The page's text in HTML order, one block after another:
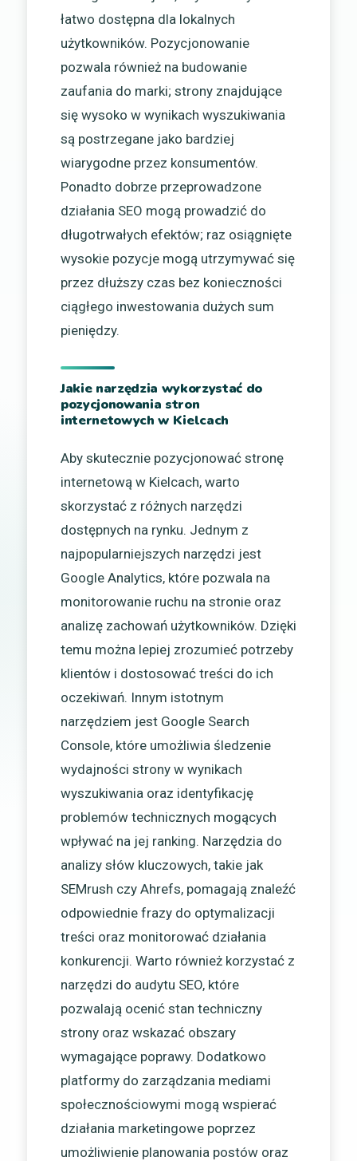
łatwo dostępna dla lokalnych
użytkowników. Pozycjonowanie
pozwala również na budowanie
zaufania do marki; strony znajdujące
się wysoko w wynikach wyszukiwania
są postrzegane jako bardziej
wiarygodne przez konsumentów.
Ponadto dobrze przeprowadzone
działania SEO mogą prowadzić do
długotrwałych efektów; raz osiągnięte
wysokie pozycje mogą utrzymywać się
przez dłuższy czas bez konieczności
ciągłego inwestowania dużych sum
pieniędzy.
Jakie narzędzia wykorzystać do
pozycjonowania stron
internetowych w Kielcach
Aby skutecznie pozycjonować stronę
internetową w Kielcach, warto
skorzystać z różnych narzędzi
dostępnych na rynku. Jednym z
najpopularniejszych narzędzi jest
Google Analytics, które pozwala na
monitorowanie ruchu na stronie oraz
analizę zachowań użytkowników. Dzięki
temu można lepiej zrozumieć potrzeby
klientów i dostosować treści do ich
oczekiwań. Innym istotnym
narzędziem jest Google Search
Console, które umożliwia śledzenie
wydajności strony w wynikach
wyszukiwania oraz identyfikację
problemów technicznych mogących
wpływać na jej ranking. Narzędzia do
analizy słów kluczowych, takie jak
SEMrush czy Ahrefs, pomagają znaleźć
odpowiednie frazy do optymalizacji
treści oraz monitorować działania
konkurencji. Warto również korzystać z
narzędzi do audytu SEO, które
pozwalają ocenić stan techniczny
strony oraz wskazać obszary
wymagające poprawy. Dodatkowo
platformy do zarządzania mediami
społecznościowymi mogą wspierać
działania marketingowe poprzez
umożliwienie planowania postów oraz